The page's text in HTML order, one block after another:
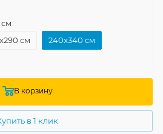
см 240x340 см
В корзину
в 1 клик